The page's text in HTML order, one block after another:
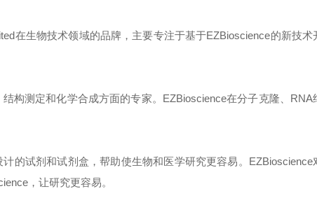
在生物技术领域的品牌，主要专注于基于EZBioscience的新技术
构测定和化学合成方面的专家。 EZBioscience在分子克隆、 RNA
的试剂和试剂盒，帮助使生物和医学研究更容易。 EZBioscience
，让研究更容易。